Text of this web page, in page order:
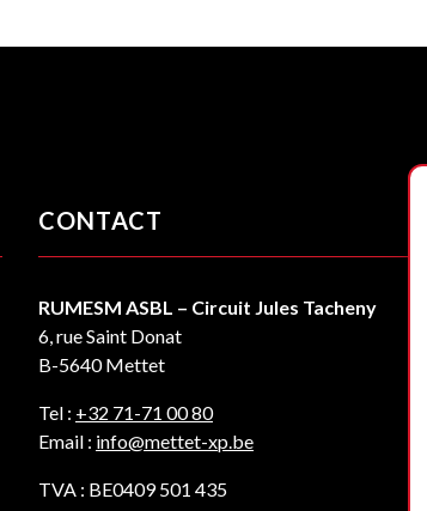
CONTACT
RUMESM ASBL – Circuit Jules Tacheny
6, rue Saint Donat
B-5640 Mettet
Tel : +32 71-71 00 80
Email : info@mettet-xp.be
TVA : BE0409 501 435